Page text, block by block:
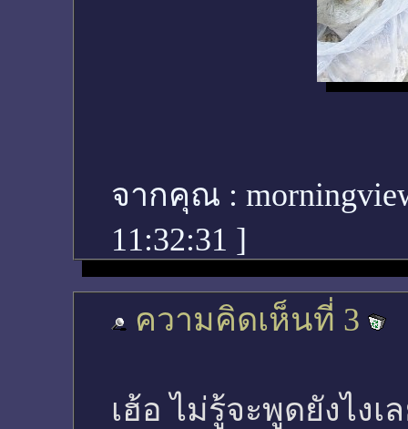
จากคุณ :
11:32:31 ]
ความคิดเห็นที่ 3
เฮ้อ ไม่รู้จะพูดยังไง